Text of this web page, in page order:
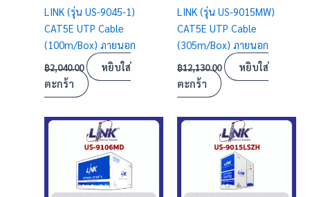
LINK (รุ่น US-9045-1)
CAT5E UTP Cable
(100m/Box) ภายนอก
฿2,040.00
หยิบใส่
ตะกร้า
LINK (รุ่น US-9015MW)
CAT5E UTP Cable
(305m/Box) ภายนอก
฿12,130.00
หยิบใส่
ตะกร้า